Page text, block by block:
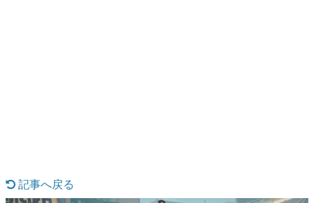
記事へ戻る